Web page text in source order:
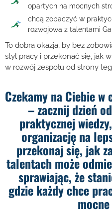
opartych na mocnych
chcą zobaczyć w
rozwojowa z talentami
To dobra okazja, by bez
styl pracy i przekonać się, jak
w rozwój zespołu od strony
Czekamy na Ciebie
– zacznij dzień
praktycznej
organizację na
przekonaj się, jak
talentach może
sprawiając, że
gdzie każdy chce